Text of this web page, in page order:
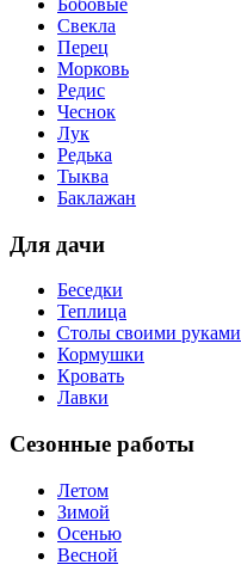
Бобовые
Свекла
Перец
Морковь
Редис
Чеснок
Лук
Редька
Тыква
Баклажан
Для дачи
Беседки
Теплица
Столы своими руками
Кормушки
Кровать
Лавки
Сезонные работы
Летом
Зимой
Осенью
Весной